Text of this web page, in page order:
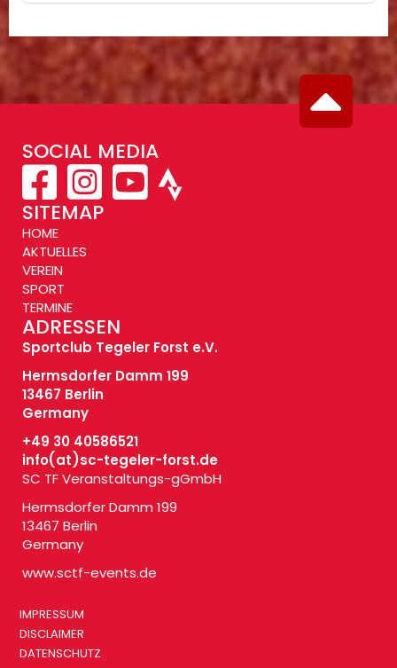
SOCIAL MEDIA
SITEMAP
HOME
AKTUELLES
VEREIN
SPORT
TERMINE
ADRESSEN
Sportclub Tegeler Forst e.V.
Hermsdorfer Damm 199
13467 Berlin
Germany
+49 30 40586521
info(at)sc-tegeler-forst.de
SC TF Veranstaltungs-gGmbH
Hermsdorfer Damm 199
13467 Berlin
Germany
www.sctf-events.de
IMPRESSUM
DISCLAIMER
DATENSCHUTZ